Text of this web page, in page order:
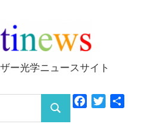
ー光学ニュースサイト
検
FacebookTwitter